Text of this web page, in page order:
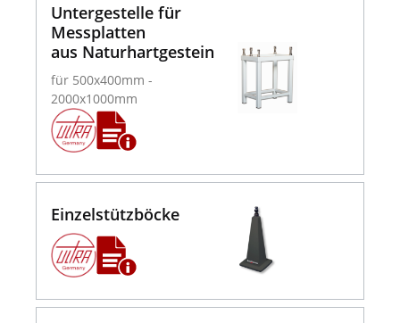
Untergestelle für
Messplatten
aus Naturhartgestein
für 500x400mm -
2000x1000mm
Einzelstützböcke